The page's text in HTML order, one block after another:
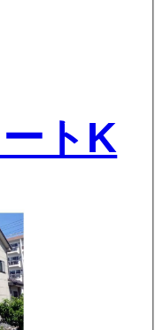
トK